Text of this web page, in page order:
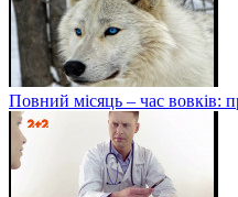
Повний місяць – час вовків: